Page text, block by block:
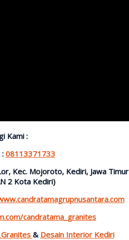
Kami :
08113371733
Kec. Mojoroto, Kediri, Jawa Timur
2 Kota Kediri)
candratama_granites
& Desain Interior Kediri